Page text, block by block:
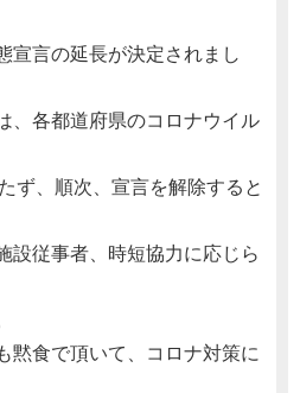
言の延長が決定されまし
、各都道府県のコロナウイル
ず、順次、宣言を解除すると
従事者、時短協力に応じら
黙食で頂いて、コロナ対策に